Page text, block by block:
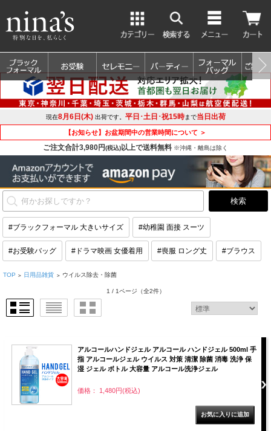
現在8月6日(木)出荷です。 平日･土日･祝15時まで当日出荷
【お知らせ】お盆期間中の営業時間について ＞
ご注文合計3,980円(税込)以上で送料無料 ※沖縄・離島は除く
#ブラックフォーマル 大きいサイズ #幼稚園 面接 スーツ
#お受験バッグ #ドラマ映画 女優着用 #喪服 ロング丈 #ブラウス
TOP > 日用品雑貨 > ウイルス除去・除菌
1 / 1ページ （全2件）
アルコールハンドジェル アルコール ハンドジェル 500ml 手
指 アルコールジェル ウイルス 対策 清潔 除菌 消毒 洗浄 保
湿 ジェル ボトル 大容量 アルコール洗浄ジェル
価格： 1,480円(税込)